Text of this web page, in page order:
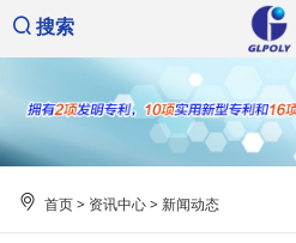
搜索
首页> 资讯中心>新闻动态